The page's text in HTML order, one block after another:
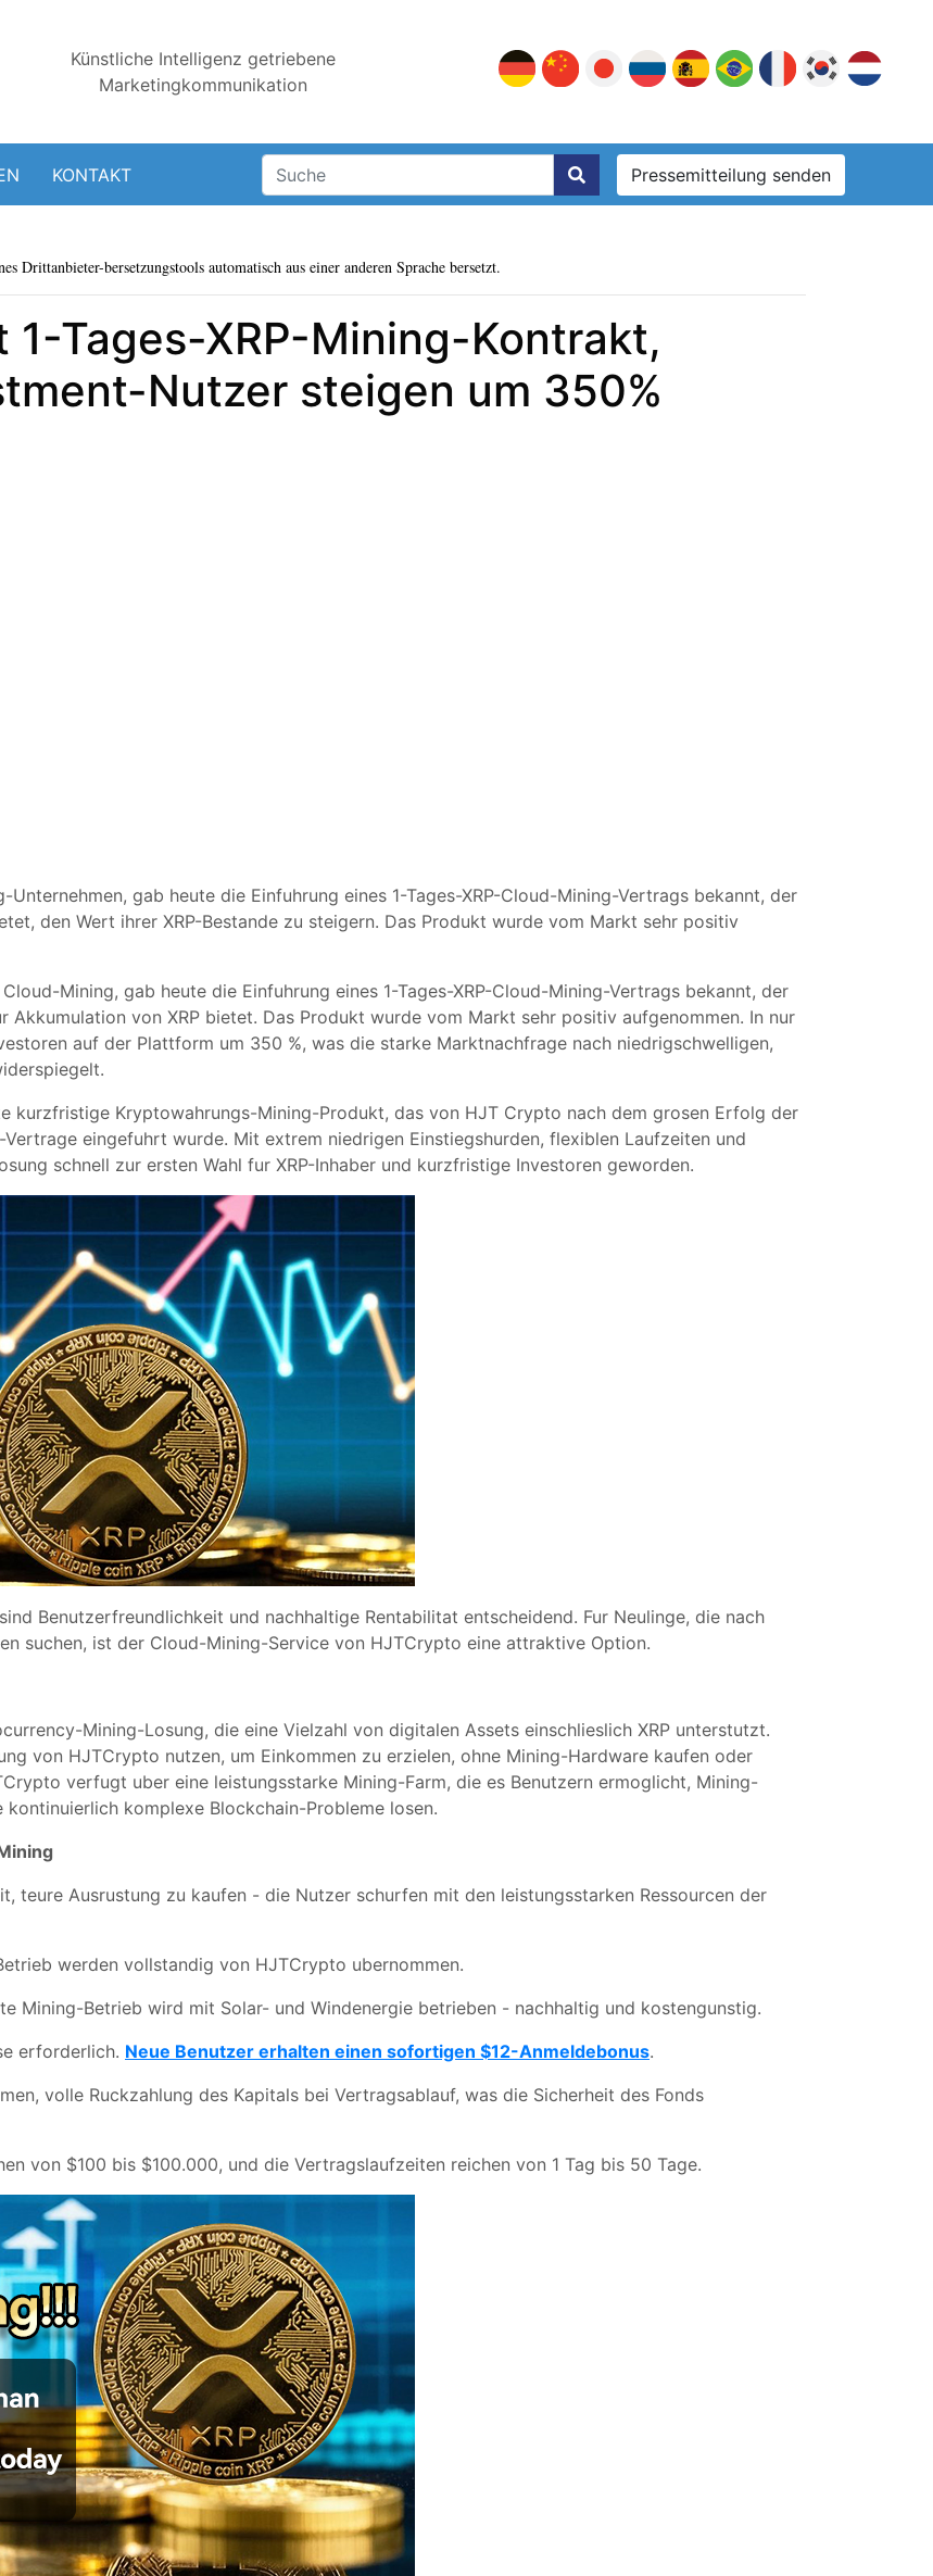
Künstliche Intelligenz getriebene
Marketingkommunikation
KONTAKT Pressemitteilung senden
Drittanbieter-bersetzungstools automatisch aus einer anderen Sprache bersetzt.
Tages-XRP-Mining-Kontrakt,
Nutzer steigen um 350%
gab heute die Einfuhrung eines 1-Tages-XRP-Cloud-Mining-Vertrags bekannt, der
den Wert ihrer XRP-Bestande zu steigern. Das Produkt wurde vom Markt sehr positiv
Mining, gab heute die Einfuhrung eines 1-Tages-XRP-Cloud-Mining-Vertrags bekannt, der
von XRP bietet. Das Produkt wurde vom Markt sehr positiv aufgenommen. In nur
auf der Plattform um 350 %, was die starke Marktnachfrage nach niedrigschwelligen,
kurzfristige Kryptowahrungs-Mining-Produkt, das von HJT Crypto nach dem grosen Erfolg der
eingefuhrt wurde. Mit extrem niedrigen Einstiegshurden, flexiblen Laufzeiten und
schnell zur ersten Wahl fur XRP-Inhaber und kurzfristige Investoren geworden.
Benutzerfreundlichkeit und nachhaltige Rentabilitat entscheidend. Fur Neulinge, die nach
suchen, ist der Cloud-Mining-Service von HJTCrypto eine attraktive Option.
Mining-Losung, die eine Vielzahl von digitalen Assets einschlieslich XRP unterstutzt.
von HJTCrypto nutzen, um Einkommen zu erzielen, ohne Mining-Hardware kaufen oder
verfugt uber eine leistungsstarke Mining-Farm, die es Benutzern ermoglicht, Mining-
komplexe Blockchain-Probleme losen.
teure Ausrustung zu kaufen - die Nutzer schurfen mit den leistungsstarken Ressourcen der
werden vollstandig von HJTCrypto ubernommen.
Mining-Betrieb wird mit Solar- und Windenergie betrieben - nachhaltig und kostengunstig.
erforderlich. Neue Benutzer erhalten einen sofortigen $12-Anmeldebonus.
volle Ruckzahlung des Kapitals bei Vertragsablauf, was die Sicherheit des Fonds
von $100 bis $100.000, und die Vertragslaufzeiten reichen von 1 Tag bis 50 Tage.